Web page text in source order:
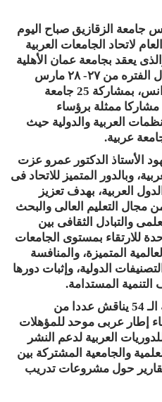
جامعة الزقازيق صباح اليوم
لاتحاد الجامعات العربية
يعقد بجامعة عمان الأهلية
بالمملكة الأردنية الهاشمية خلال الفتره من ٢٧- ٢٨ مارس
٢٠٢٢ عبر تقنيه الفيديو كونفيرانس، بمشاركة 25 جامعة
مصرية وبحضور ما يقارب 190 مشاركا ممثلة برؤساء
العربية والدولية حيث
الأستاذ الدكتور عمرو عزت
وبالدور المتميز للاتحاد فى
العربية، بهدف تعزيز
مجال التعليم العالى والبحث
والتبادل الثقافى بين
للارتقاء بمستوى الجامعات
المتميزة، والمنافسة
الدولية، وإثبات دورها
التنمية المستدامة.
جدير بالذكر أن المؤتمر بدورته الـ 54 يناقش عددا من
إطار عربى موحد للمؤهلات
العربية لدعم النشر
والجامعية المشتركة بين
حول مشروعات تدريب